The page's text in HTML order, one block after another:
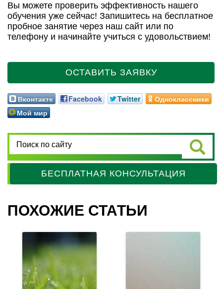
Вы можете проверить эффективность нашего
обучения уже сейчас! Запишитесь на бесплатное
пробное занятие через наш сайт или по
телефону и начинайте учиться с удовольствием!
ОСТАВИТЬ ЗАЯВКУ
Вконтакте Facebook Twitter
Одноклассники
Мой мир
БЕСПЛАТНАЯ КОНСУЛЬТАЦИЯ
ПОХОЖИЕ СТАТЬИ